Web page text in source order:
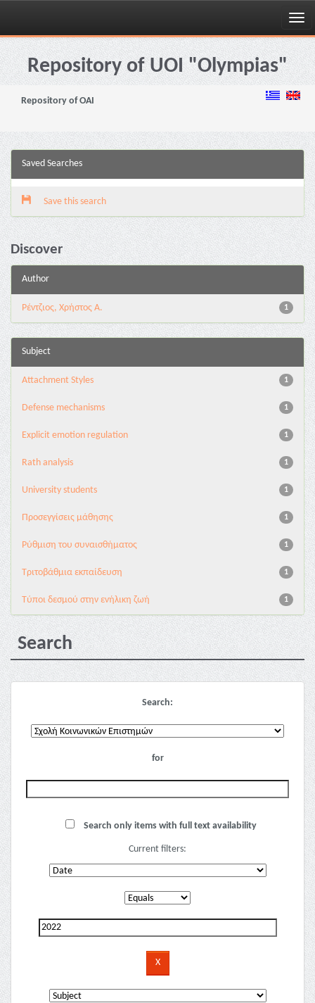
Skip
navigationRepository of UOI "Olympias"
Repository of OAI
Saved Searches
Save this search
Discover
Author
1
Ρέντζιος, Χρήστος Α.
Subject
1
Attachment Styles
1
Defense mechanisms
1
Explicit emotion regulation
1
Rath analysis
1
University students
1
Προσεγγίσεις μάθησης
1
Ρύθμιση του συναισθήματος
1
Τριτοβάθμια εκπαίδευση
1
Τύποι δεσμού στην ενήλικη ζωή
Search
Search:
for
Search only items with full text availability
Current filters: